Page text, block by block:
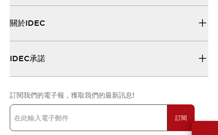
關於IDEC
IDEC承諾
訂閱我們的電子報，獲取我們的最新訊息!
訂閱